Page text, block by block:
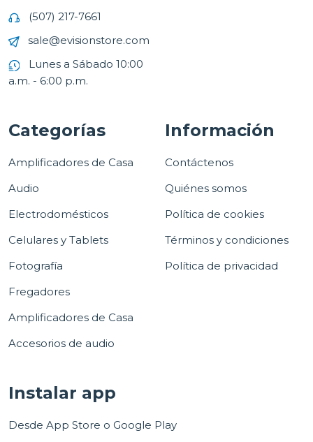
(507) 217-7661
sale@evisionstore.com
Lunes a Sábado 10:00
a.m. - 6:00 p.m.
Categorías
Amplificadores de Casa
Audio
Electrodomésticos
Celulares y Tablets
Fotografía
Fregadores
Amplificadores de Casa
Accesorios de audio
Información
Contáctenos
Quiénes somos
Política de cookies
Términos y condiciones
Política de privacidad
Instalar app
Desde App Store o Google Play